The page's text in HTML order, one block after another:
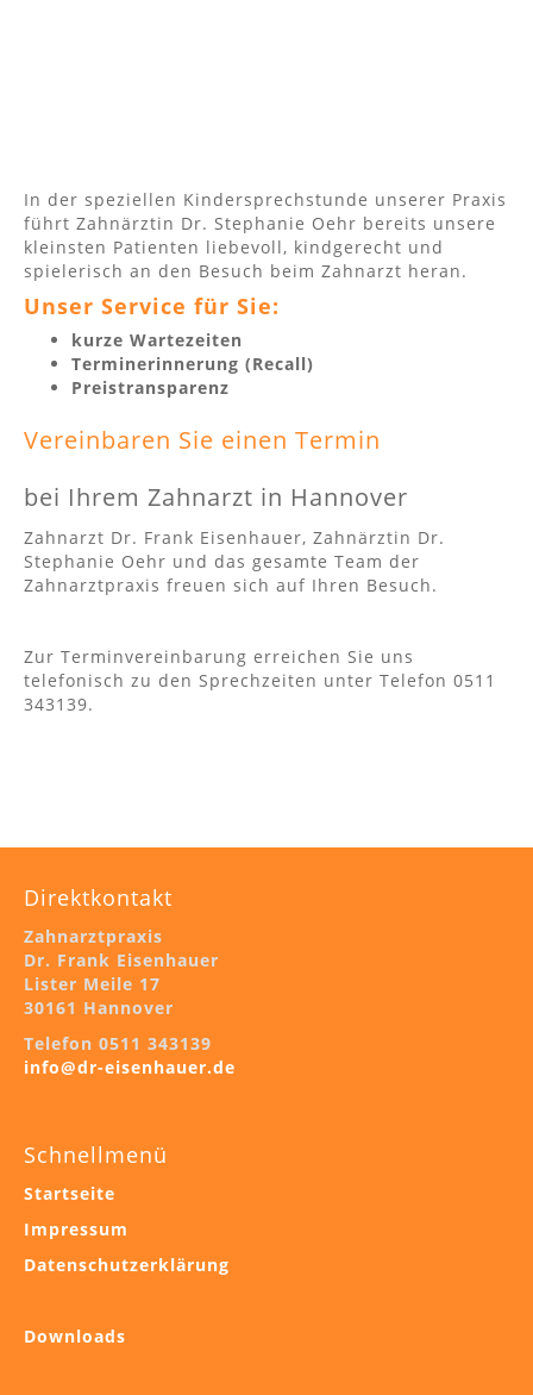
In der speziellen Kindersprechstunde unserer Praxis
führt Zahnärztin Dr. Stephanie Oehr bereits unsere
kleinsten Patienten liebevoll, kindgerecht und
spielerisch an den Besuch beim Zahnarzt heran.
Unser Service für Sie:
kurze Wartezeiten
Terminerinnerung (Recall)
Preistransparenz
Vereinbaren Sie einen Termin
bei Ihrem Zahnarzt in Hannover
Zahnarzt Dr. Frank Eisenhauer, Zahnärztin Dr.
Stephanie Oehr und das gesamte Team der
Zahnarztpraxis freuen sich auf Ihren Besuch.
Zur Terminvereinbarung erreichen Sie uns
telefonisch zu den Sprechzeiten unter Telefon 0511
343139.
Direktkontakt
Zahnarztpraxis
Dr. Frank Eisenhauer
Lister Meile 17
30161 Hannover
Telefon 0511 343139
info@dr-eisenhauer.de
Schnellmenü
Startseite
Impressum
Datenschutzerklärung
Downloads